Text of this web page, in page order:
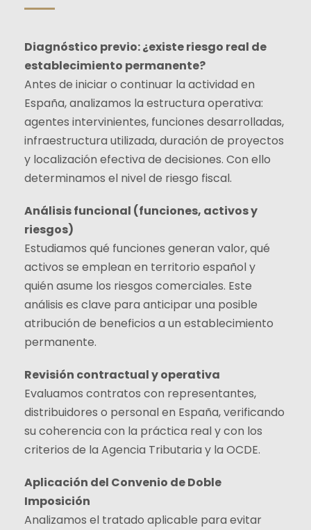
Diagnóstico previo: ¿existe riesgo real de
establecimiento permanente?
Antes de iniciar o continuar la actividad en
España, analizamos la estructura operativa:
agentes intervinientes, funciones desarrolladas,
infraestructura utilizada, duración de proyectos
y localización efectiva de decisiones. Con ello
determinamos el nivel de riesgo fiscal.
Análisis funcional (funciones, activos y
riesgos)
Estudiamos qué funciones generan valor, qué
activos se emplean en territorio español y
quién asume los riesgos comerciales. Este
análisis es clave para anticipar una posible
atribución de beneficios a un establecimiento
permanente.
Revisión contractual y operativa
Evaluamos contratos con representantes,
distribuidores o personal en España, verificando
su coherencia con la práctica real y con los
criterios de la Agencia Tributaria y la OCDE.
Aplicación del Convenio de Doble
Imposición
Analizamos el tratado aplicable para evitar